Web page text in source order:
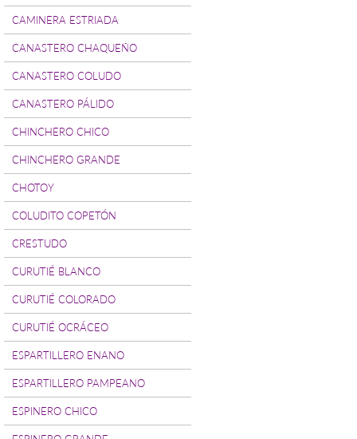
CAMINERA ESTRIADA
CANASTERO CHAQUEÑO
CANASTERO COLUDO
CANASTERO PÁLIDO
CHINCHERO CHICO
CHINCHERO GRANDE
CHOTOY
COLUDITO COPETÓN
CRESTUDO
CURUTIÉ BLANCO
CURUTIÉ COLORADO
CURUTIÉ OCRÁCEO
ESPARTILLERO ENANO
ESPARTILLERO PAMPEANO
ESPINERO CHICO